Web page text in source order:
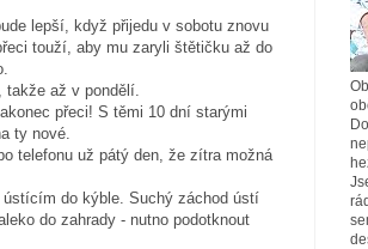
lepší, když přijedu v sobotu znovu
touží, aby mu zaryli štětičku až do
takže až v pondělí.
přeci! S těmi 10 dní starými
ty nové.
telefonu už pátý den, že zítra možná
do kýble. Suchý záchod ústí
do zahrady - nutno podotknout